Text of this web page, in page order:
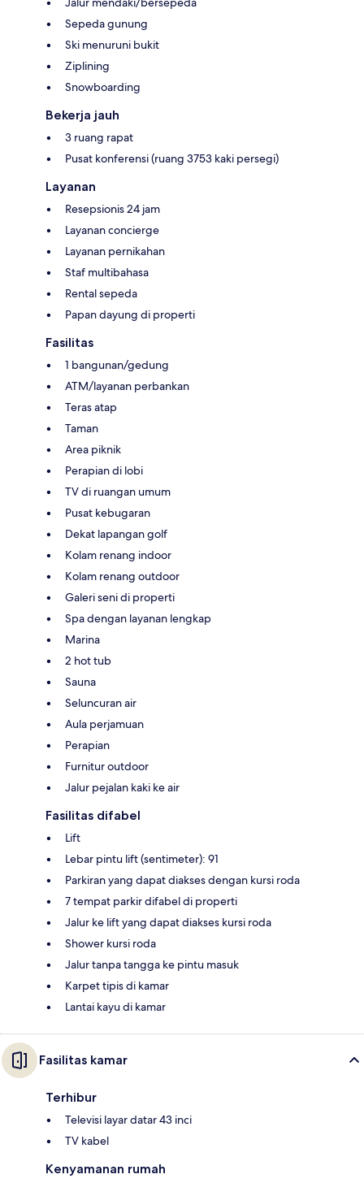
Sepeda gunung
Ski menuruni bukit
Ziplining
Snowboarding
Bekerja jauh
3 ruang rapat
Pusat konferensi (ruang 3753 kaki persegi)
Layanan
Resepsionis 24 jam
Layanan concierge
Layanan pernikahan
Staf multibahasa
Rental sepeda
Papan dayung di properti
Fasilitas
1 bangunan/gedung
ATM/layanan perbankan
Teras atap
Taman
Area piknik
Perapian di lobi
TV di ruangan umum
Pusat kebugaran
Dekat lapangan golf
Kolam renang indoor
Kolam renang outdoor
Galeri seni di properti
Spa dengan layanan lengkap
Marina
2 hot tub
Sauna
Seluncuran air
Aula perjamuan
Perapian
Furnitur outdoor
Jalur pejalan kaki ke air
Fasilitas difabel
Lift
Lebar pintu lift (sentimeter): 91
Parkiran yang dapat diakses dengan kursi roda
7 tempat parkir difabel di properti
Jalur ke lift yang dapat diakses kursi roda
Shower kursi roda
Jalur tanpa tangga ke pintu masuk
Karpet tipis di kamar
Lantai kayu di kamar
Fasilitas kamar
Terhibur
Televisi layar datar 43 inci
TV kabel
Kenyamanan rumah